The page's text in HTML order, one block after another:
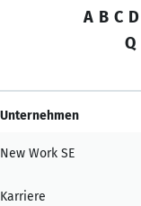
A B C D
Q
Unternehmen
New Work SE
Karriere